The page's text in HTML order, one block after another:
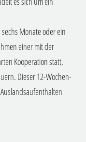
Monate oder ein
einer mit der
Kooperation statt,
. Dieser 12-Wochen-
Auslandsaufenthalten